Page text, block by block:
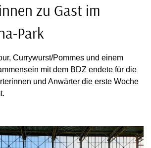
zu Gast im
Park
Currywurst/Pommes und einem
mit dem BDZ endete für die
und Anwärter die erste Woche